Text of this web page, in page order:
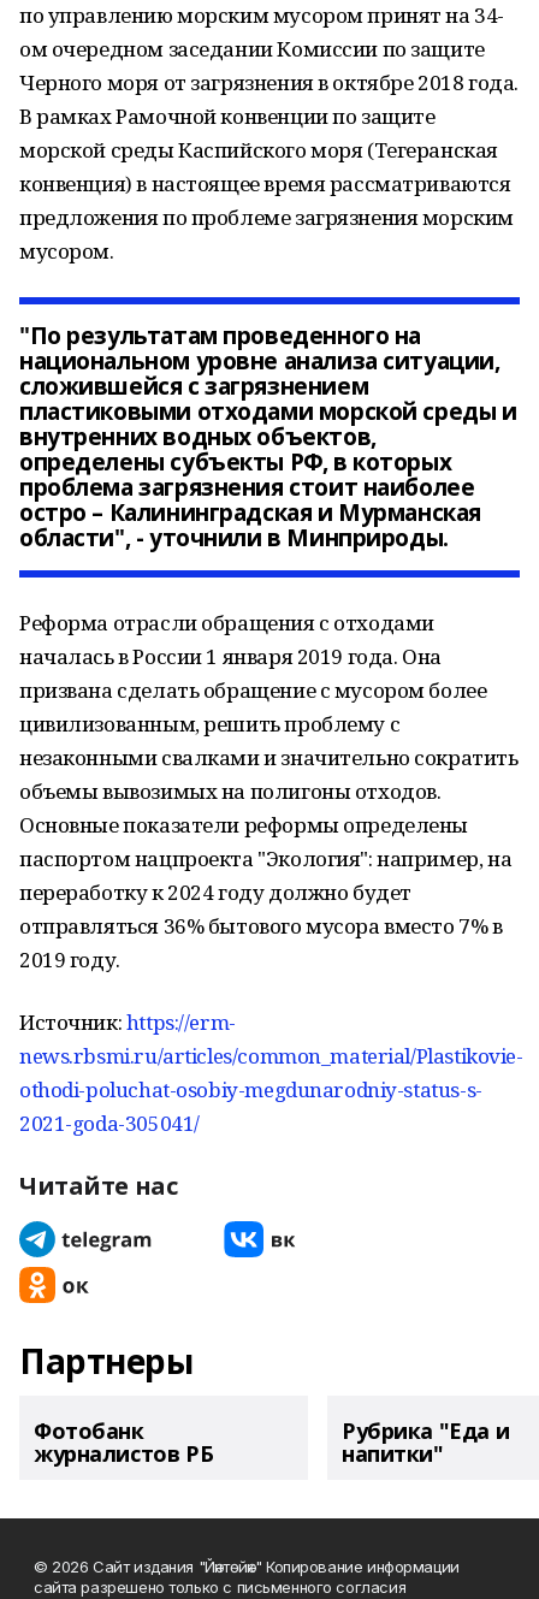
по управлению морским мусором принят на 34-
ом очередном заседании Комиссии по защите
Черного моря от загрязнения в октябре 2018 года.
В рамках Рамочной конвенции по защите
морской среды Каспийского моря (Тегеранская
конвенция) в настоящее время рассматриваются
предложения по проблеме загрязнения морским
мусором.
"По результатам проведенного на
национальном уровне анализа ситуации,
сложившейся с загрязнением
пластиковыми отходами морской среды и
внутренних водных объектов,
определены субъекты РФ, в которых
проблема загрязнения стоит наиболее
остро – Калининградская и Мурманская
области", - уточнили в Минприроды.
Реформа отрасли обращения с отходами
началась в России 1 января 2019 года. Она
призвана сделать обращение с мусором более
цивилизованным, решить проблему с
незаконными свалками и значительно сократить
объемы вывозимых на полигоны отходов.
Основные показатели реформы определены
паспортом нацпроекта "Экология": например, на
переработку к 2024 году должно будет
отправляться 36% бытового мусора вместо 7% в
2019 году.
Источник:https://erm-
news.rbsmi.ru/articles/common_material/Plastikovie-
othodi-poluchat-osobiy-megdunarodniy-status-s-
2021-goda-305041/
Читайте нас
Партнеры
Фотобанк
журналистов РБ
Рубрика "Еда и
напитки"
© 2026 Сайт издания "Йәнтөйәк" Копирование информации
сайта разрешено только с письменного согласия